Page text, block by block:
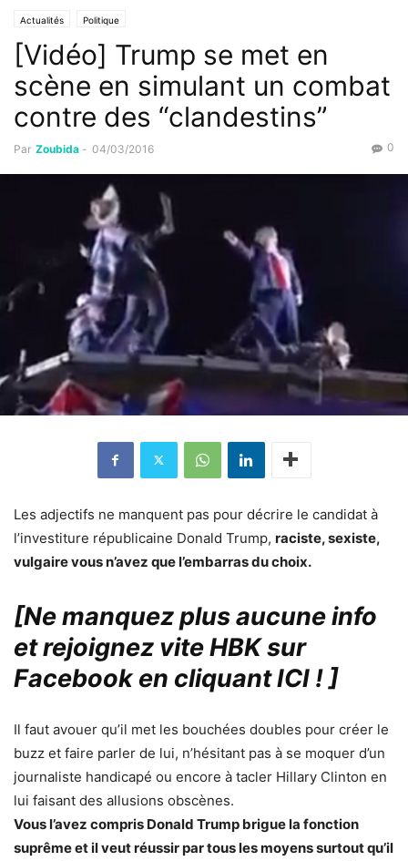
Actualités Politique
[Vidéo] Trump se met en
scène en simulant un combat
contre des “clandestins”
Par Zoubida - 04/03/2016 0
Les adjectifs ne manquent pas pour décrire le candidat à
l’investiture républicaine Donald Trump, raciste, sexiste,
vulgaire vous n’avez que l’embarras du choix.
[Ne manquez plus aucune info
et rejoignez vite HBK sur
Facebook en cliquant ICI !]
Il faut avouer qu’il met les bouchées doubles pour créer le
buzz et faire parler de lui, n’hésitant pas à se moquer d’un
journaliste handicapé ou encore à tacler Hillary Clinton en
lui faisant des allusions obscènes.
Vous l’avez compris Donald Trump brigue la fonction
suprême et il veut réussir par tous les moyens surtout qu’il